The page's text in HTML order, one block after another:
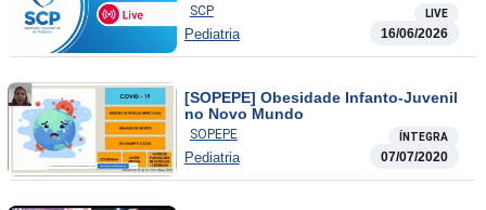
SCP LIVE
Pediatria 16/06/2026
[SOPEPE] Obesidade Infanto-Juvenil
no Novo Mundo
SOPEPE ÍNTEGRA
Pediatria 07/07/2020